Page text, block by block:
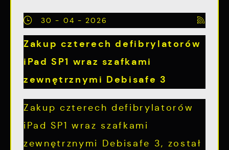
30 - 04 - 2026
Zakup czterech defibrylatorów
iPad SP1 wraz szafkami
zewnętrznymi Debisafe 3
Zakup czterech defibrylatorów
iPad SP1 wraz szafkami
zewnętrznymi Debisafe 3, został